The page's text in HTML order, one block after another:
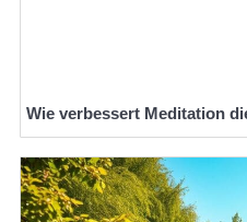
Wie verbessert Meditation